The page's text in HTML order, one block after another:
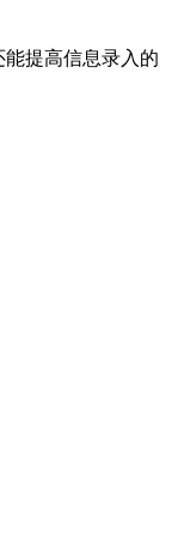
提高信息录入的